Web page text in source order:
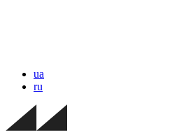
ua
ru